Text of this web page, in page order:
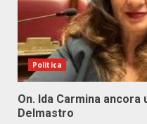
Politica
On. Ida Carmina
Delmastro